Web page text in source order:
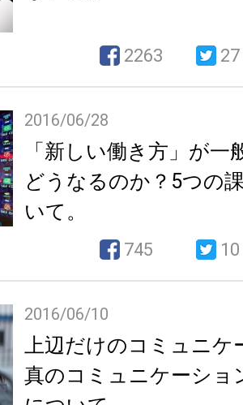
2263 27
2016/06/28
「新しい働き方」が一
どうなるのか？5つの
いて。
745 10
2016/06/10
上辺だけのコミュニケ
真のコミュニケーショ